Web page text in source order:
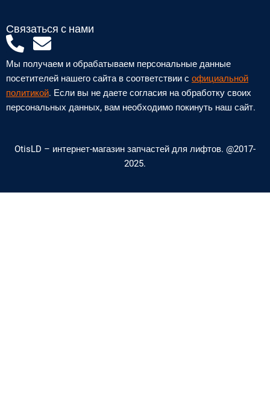
Связаться с нами
P
h
o
n
e
a
t
E
n
v
e
l
p
Мы получаем и обрабатываем персональные данные
посетителей нашего сайта в соответствии с официальной
политикой. Если вы не даете согласия на обработку своих
персональных данных, вам необходимо покинуть наш сайт.
OtisLD – интернет-магазин запчастей для лифтов. @2017-
2025.